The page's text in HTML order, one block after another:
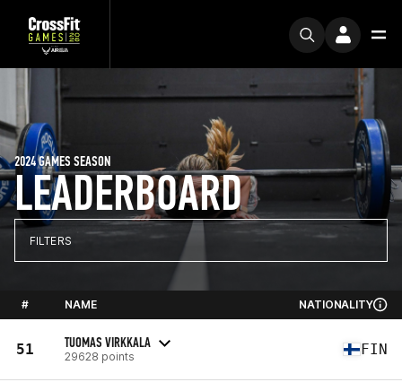
LEADERBOARD
2024 GAMES SEASON
FILTERS
# NAME NATIONALITY
51 TUOMAS VIRKKALA
29628 points FIN